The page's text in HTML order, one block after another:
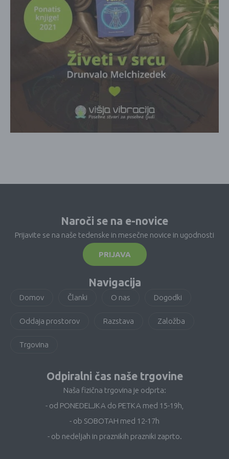
Naroči se na e-novice
Prijavite se na naše tedenske in mesečne novice in ugodnosti
PRIJAVA
Navigacija
Domov Članki O nas Dogodki
Oddaja prostorov Razstava Založba
Trgovina
Odpiralni čas naše trgovine
Naša fizična trgovina je odprta:
- od PONEDELJKA do PETKA med 15-19h,
- ob SOBOTAH med 12-17h
- ob nedeljah in praznikih prazniki zaprto.